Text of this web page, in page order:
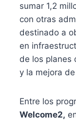
sumar 1,2
con otras
destinado a
en
de los planes
y la mejora
Entre los
Welcome2,